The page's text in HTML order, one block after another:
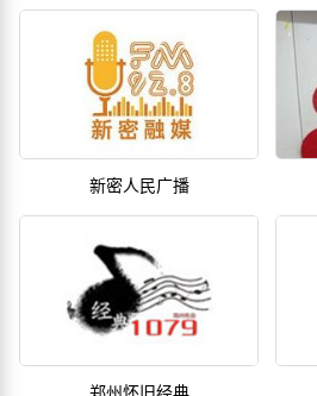
新密人民广播
郑州怀旧经典